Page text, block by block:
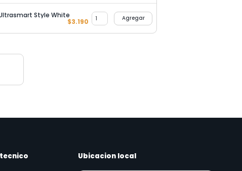
Style White
$3.190 Agregar
Ubicacion local